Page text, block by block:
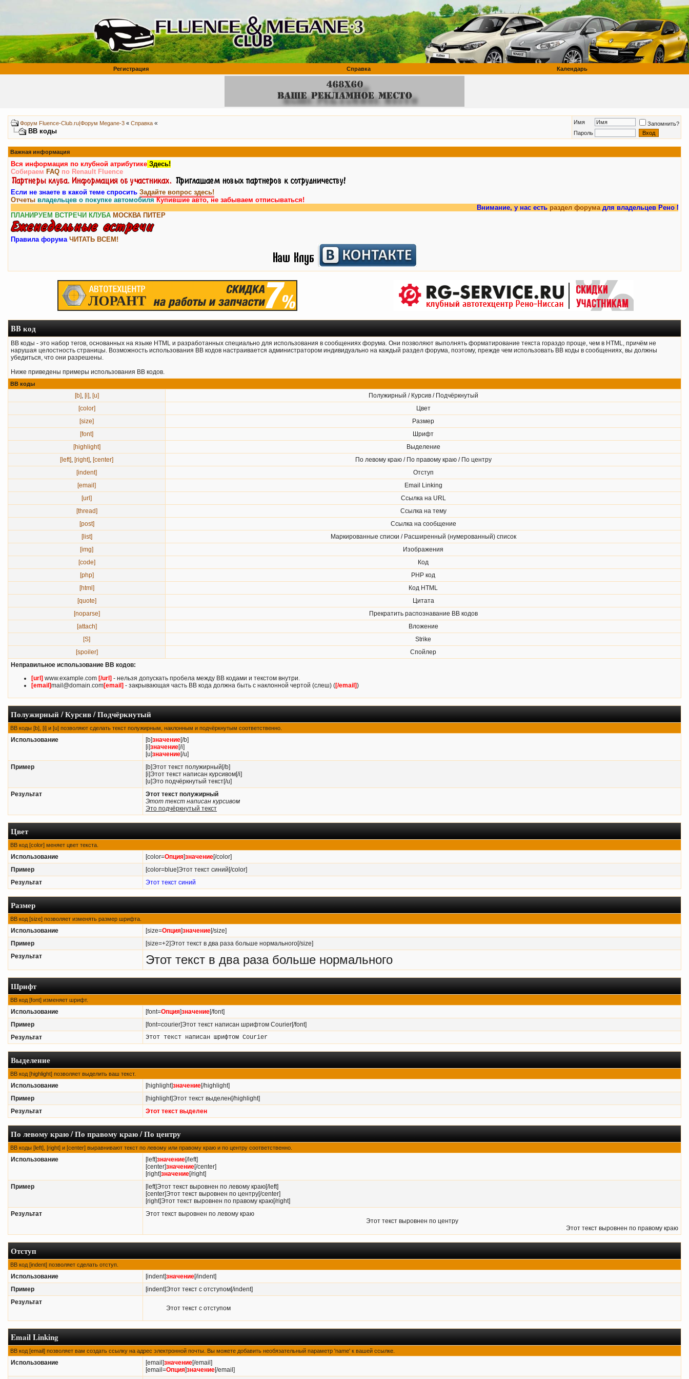
Регистрация Справка Календарь
Форум Fluence-Club.ru|Форум Megane-3 « Справка «
BB коды
Имя
Запомнить?
Пароль
Важная информация
Вся информация по клубной атрибутике Здесь!
Собираем FAQ по Renault Fluence
Если не знаете в какой теме спросить Задайте вопрос здесь!
Отчеты владельцев о покупке автомобиляКупившие авто, не забываем отписываться!
Внимание, у нас естьраздел форумадля владельцев Рено Меган 3.
ПЛАНИРУЕМ ВСТРЕЧИ КЛУБА МОСКВА ПИТЕР
Правила форума ЧИТАТЬ ВСЕМ!
BB код
BB коды - это набор тегов, основанных на языке HTML и разработанных специально для использования в сообщениях форума. Они позволяют выполнять форматирование текста гораздо проще, чем в HTML, причём не
нарушая целостность страницы. Возможность использования BB кодов настраивается администратором индивидуально на каждый раздел форума, поэтому, прежде чем использовать BB коды в сообщениях, вы должны
убедиться, что они разрешены.
Ниже приведены примеры использования BB кодов.
BB коды
[b], [i], [u]
Полужирный / Курсив / Подчёркнутый
[color]
Цвет
[size]
Размер
[font]
Шрифт
[highlight]
Выделение
[left], [right], [center]
По левому краю / По правому краю / По центру
[indent]
Отступ
[email]
Email Linking
[url]
Ссылка на URL
[thread]
Ссылка на тему
[post]
Ссылка на сообщение
[list]
Маркированные списки / Расширенный (нумерованный) список
[img]
Изображения
[code]
Код
[php]
PHP код
[html]
Код HTML
[quote]
Цитата
[noparse]
Прекратить распознавание BB кодов
[attach]
Вложение
[S]
Strike
[spoiler]
Спойлер
Неправильное использование BB кодов:
[url] www.example.com [/url] - нельзя допускать пробела между BB кодами и текстом внутри.
[email]mail@domain.com[email] - закрывающая часть BB кода должна быть с наклонной чертой (слеш) ([/email])
Полужирный / Курсив / Подчёркнутый
BB коды [b], [i] и [u] позволяют сделать текст полужирным, наклонным и подчёркнутым соответственно.
Использование [b]значение[/b]
[i]значение[/i]
[u]значение[/u]
Пример
[b]Этот текст полужирный[/b]
[i]Этот текст написан курсивом[/i]
[u]Это подчёркнутый текст[/u]
Результат
Этот текст полужирный
Этот текст написан курсивом
Это подчёркнутый текст
Цвет
BB код [color] меняет цвет текста.
Использование [color=Опция]значение[/color]
Пример
[color=blue]Этот текст синий[/color]
Результат
Этот текст синий
Размер
BB код [size] позволяет изменять размер шрифта.
Использование [size=Опция]значение[/size]
Пример
[size=+2]Этот текст в два раза больше нормального[/size]
Результат
Этот текст в два раза больше нормального
Шрифт
BB код [font] изменяет шрифт.
Использование [font=Опция]значение[/font]
Пример
[font=courier]Этот текст написан шрифтом Courier[/font]
Результат
Этот текст написан шрифтом Courier
Выделение
BB код [highlight] позволяет выделить ваш текст.
Использование [highlight]значение[/highlight]
Пример
[highlight]Этот текст выделен[/highlight]
Результат
Этот текст выделен
По левому краю / По правому краю / По центру
BB коды [left], [right] и [center] выравнивают текст по левому или правому краю и по центру соответственно.
Использование [left]значение[/left]
[center]значение[/center]
[right]значение[/right]
Пример
[left]Этот текст выровнен по левому краю[/left]
[center]Этот текст выровнен по центру[/center]
[right]Этот текст выровнен по правому краю[/right]
Результат
Этот текст выровнен по левому краю
Этот текст выровнен по центру
Этот текст выровнен по правому краю
Отступ
BB код [indent] позволяет сделать отступ.
Использование [indent]значение[/indent]
Пример
[indent]Этот текст с отступом[/indent]
Результат
Этот текст с отступом
Email Linking
BB код [email] позволяет вам создать ссылку на адрес электронной почты. Вы можете добавить необязательный параметр 'name' к вашей ссылке.
Использование [email]значение[/email]
[email=Опция]значение[/email]